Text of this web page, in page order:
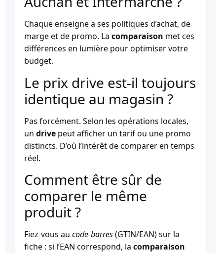
Chaque enseigne a ses politiques d’achat, de
marge et de promo. La comparaison met ces
différences en lumière pour optimiser votre
budget.
Le prix drive est-il toujours
identique au magasin ?
Pas forcément. Selon les opérations locales,
un drive peut afficher un tarif ou une promo
distincts. D’où l’intérêt de comparer en temps
réel.
Comment être sûr de
comparer le même
produit ?
Fiez-vous au code-barres(GTIN/EAN) sur la
fiche : si l’EAN correspond, la comparaison